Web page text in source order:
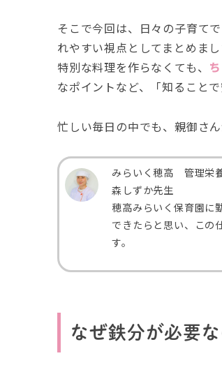
そこで今回は、日々の子育て
れやすい視点としてまとめまし
特別な料理を作らなくても、
なポイントなど、「知ること
忙しい毎日の中でも、親御さ
みらいく穂高 管理栄
森しずか先生
穂高みらいく保育園に
できたらと思い、この
す。
なぜ鉄分が必要